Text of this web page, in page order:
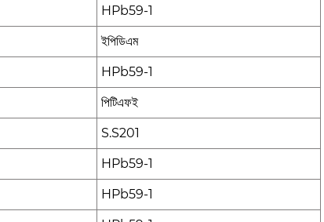
HPb59-1
ইপিডিএম
HPb59-1
পিটিএফই
S.S201
HPb59-1
HPb59-1